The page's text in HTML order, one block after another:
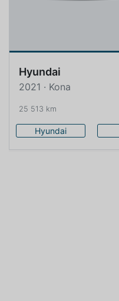
Hyundai
2021 · Kona
25 513 km
Hyundai